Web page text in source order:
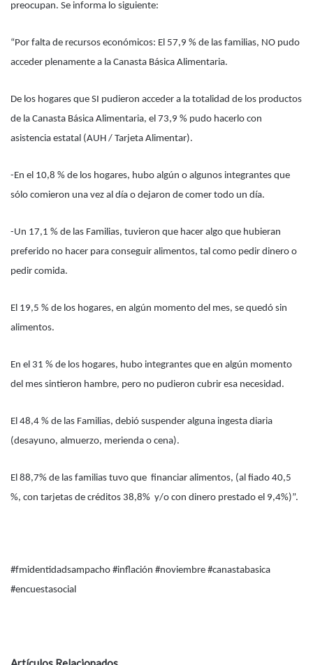
preocupan. Se informa lo siguiente:
“Por falta de recursos económicos: El 57,9 % de las familias, NO pudo
acceder plenamente a la Canasta Básica Alimentaria.
De los hogares que SI pudieron acceder a la totalidad de los productos
de la Canasta Básica Alimentaria, el 73,9 % pudo hacerlo con
asistencia estatal (AUH / Tarjeta Alimentar).
-En el 10,8 % de los hogares, hubo algún o algunos integrantes que
sólo comieron una vez al día o dejaron de comer todo un día.
-Un 17,1 % de las Familias, tuvieron que hacer algo que hubieran
preferido no hacer para conseguir alimentos, tal como pedir dinero o
pedir comida.
El 19,5 % de los hogares, en algún momento del mes, se quedó sin
alimentos.
En el 31 % de los hogares, hubo integrantes que en algún momento
del mes sintieron hambre, pero no pudieron cubrir esa necesidad.
El 48,4 % de las Familias, debió suspender alguna ingesta diaria
(desayuno, almuerzo, merienda o cena).
El 88,7% de las familias tuvo que financiar alimentos, (al fiado 40,5
%, con tarjetas de créditos 38,8% y/o con dinero prestado el 9,4%)”.
#fmidentidadsampacho #inflación #noviembre #canastabasica
#encuestasocial